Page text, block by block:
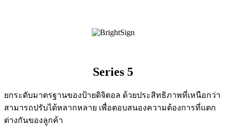
Series 5
ยกระดับมาตรฐานของป้ายดิจิตอล ด้วยประสิทธิภาพที่เหนือกว่า
สามารถปรับได้หลากหลาย เพื่อตอบสนองความต้องการที่แตก
ต่างกันของลูกค้า